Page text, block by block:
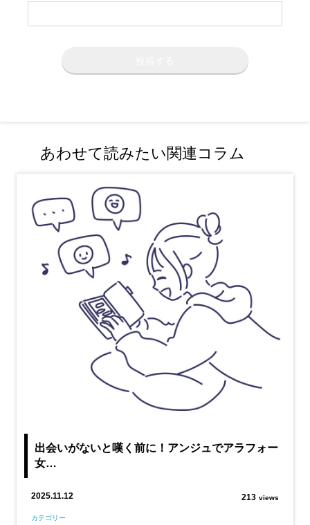
あわせて読みたい関連コラム
出会いがないと嘆く前に！アンジュでアラフォー
女…
2025.11.12 213 views
カテゴリー